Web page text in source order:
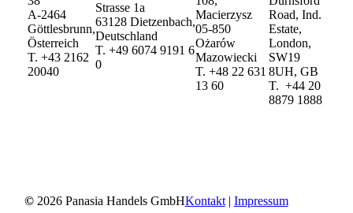
A-2464
Göttlesbrunn,
Österreich
T. +43 2162
20040
Strasse 1a
63128 Dietzenbach,
Deutschland
T. +49 6074 9191 6
0
Macierzysz
05-850
Ożarów
Mazowiecki
T. +48 22 631
13 60
Road, Ind.
Estate,
London,
SW19
8UH, GB
T. +44 20
8879 1888
© 2026Panasia Handels GmbHKontakt| Impressum